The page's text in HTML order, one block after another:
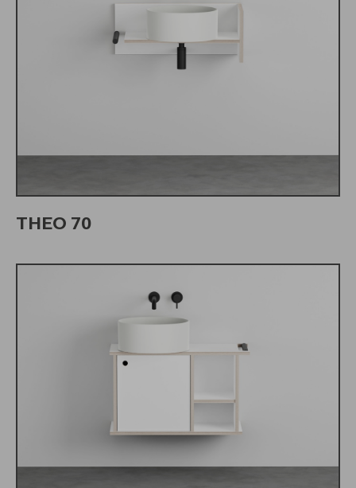
THEO 70